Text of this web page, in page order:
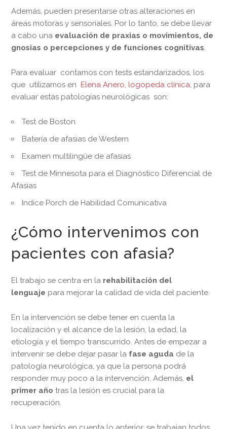
Además, pueden presentarse otras alteraciones en
áreas motoras y sensoriales. Por lo tanto, se debe llevar
a cabo una evaluación de praxias o movimientos, de
gnosias o percepciones y de funciones cognitivas.
Para evaluar contamos con tests estandarizados, los
que utilizamos en Elena Anero, logopeda clínica, para
evaluar estas patologías neurológicas son:
Test de Boston
Batería de afasias de Western
Examen multilingüe de afasias
Test de Minnesota para el Diagnóstico Diferencial de
Afasias
Indice Porch de Habilidad Comunicativa
¿Cómo intervenimos con
pacientes con afasia?
El trabajo se centra en la rehabilitación del
lenguaje para mejorar la calidad de vida del paciente.
En la intervención se debe tener en cuenta la
localización y el alcance de la lesión, la edad, la
etiología y el tiempo transcurrido. Antes de empezar a
intervenir se debe dejar pasar la fase aguda de la
patología neurológica, ya que la persona podrá
responder muy poco a la intervención. Además, el
primer año tras la lesión es crucial para la
recuperación.